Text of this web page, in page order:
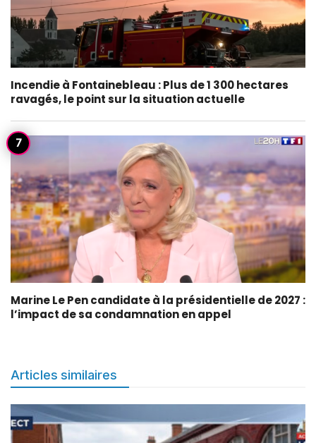
Incendie à Fontainebleau : Plus de 1 300 hectares
ravagés, le point sur la situation actuelle
Marine Le Pen candidate à la présidentielle de 2027 :
l’impact de sa condamnation en appel
Articles similaires